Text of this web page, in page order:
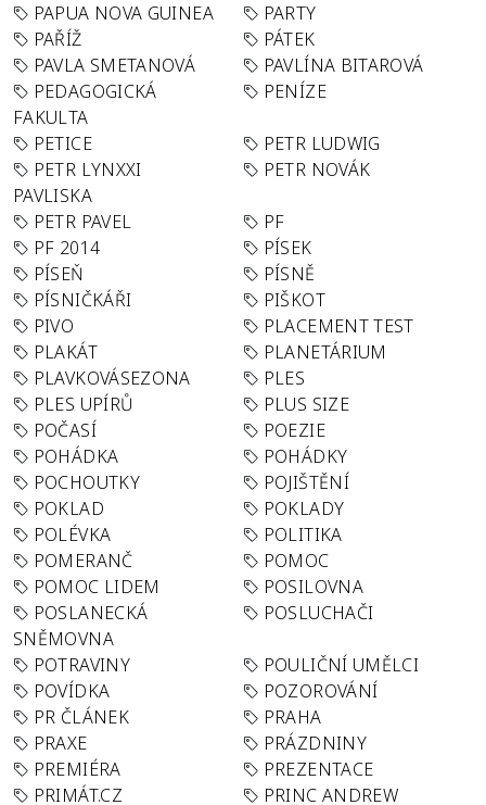
PAPUA NOVA GUINEA
PARTY
PAŘÍŽ
PÁTEK
PAVLA SMETANOVÁ
PAVLÍNA BITAROVÁ
PEDAGOGICKÁ
FAKULTA
PENÍZE
PETICE
PETR LUDWIG
PETR LYNXXI
PAVLISKA
PETR NOVÁK
PETR PAVEL
PF
PF 2014
PÍSEK
PÍSEŇ
PÍSNĚ
PÍSNIČKÁŘI
PIŠKOT
PIVO
PLACEMENT TEST
PLAKÁT
PLANETÁRIUM
PLAVKOVÁSEZONA
PLES
PLES UPÍRŮ
PLUS SIZE
POČASÍ
POEZIE
POHÁDKA
POHÁDKY
POCHOUTKY
POJIŠTĚNÍ
POKLAD
POKLADY
POLÉVKA
POLITIKA
POMERANČ
POMOC
POMOC LIDEM
POSILOVNA
POSLANECKÁ
SNĚMOVNA
POSLUCHAČI
POTRAVINY
POULIČNÍ UMĚLCI
POVÍDKA
POZOROVÁNÍ
PR ČLÁNEK
PRAHA
PRAXE
PRÁZDNINY
PREMIÉRA
PREZENTACE
PRIMÁT.CZ
PRINC ANDREW